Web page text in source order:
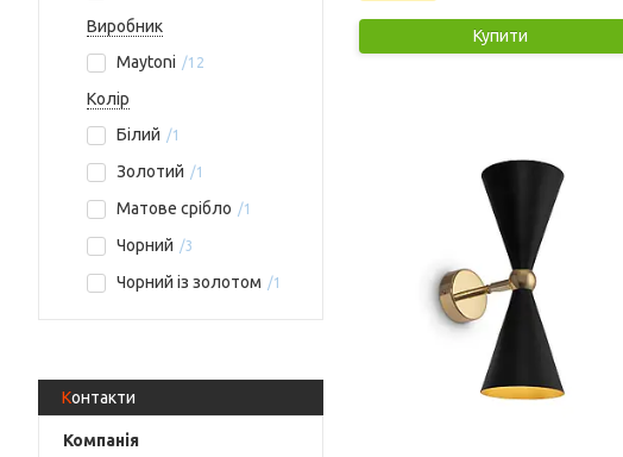
Виробник
Maytoni
12
Колір
Білий
1
Золотий 1
Матове срібло 1
Чорний 3
Чорний із золотом 1
Контакти
Купити